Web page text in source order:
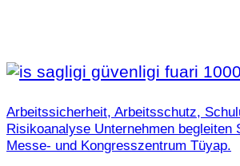
Arbeitssicherheit, Arbeitsschutz,
Risikoanalyse Unternehmen begleiten
Messe- und Kongresszentrum Tüyap.